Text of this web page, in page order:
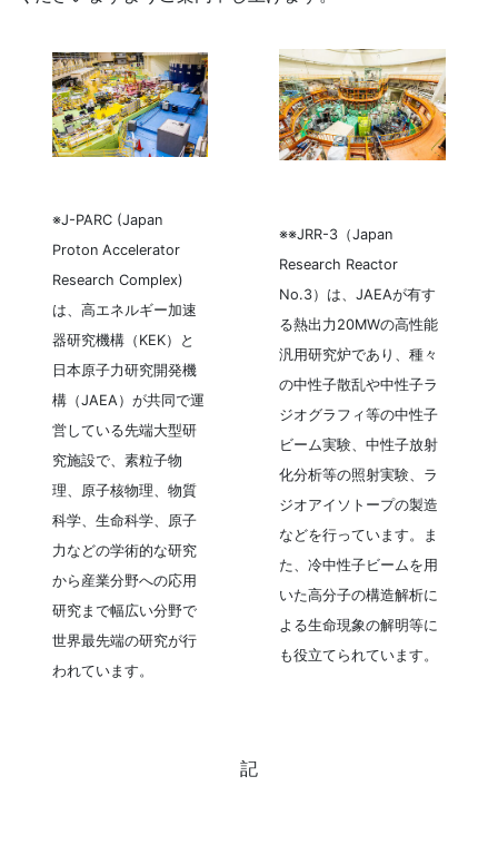
※J-PARC (Japan
Proton Accelerator
Research Complex)
は、高エネルギー加速
器研究機構（KEK）と
日本原子力研究開発機
構（JAEA）が共同で運
営している先端大型研
究施設で、素粒子物
理、原子核物理、物質
科学、生命科学、原子
力などの学術的な研究
から産業分野への応用
研究まで幅広い分野で
世界最先端の研究が行
われています。
※※JRR-3（Japan
Research Reactor
No.3）は、JAEAが有す
る熱出力20MWの高性能
汎用研究炉であり、種々
の中性子散乱や中性子ラ
ジオグラフィ等の中性子
ビーム実験、中性子放射
化分析等の照射実験、ラ
ジオアイソトープの製造
などを行っています。ま
た、冷中性子ビームを用
いた高分子の構造解析に
よる生命現象の解明等に
も役立てられています。
記